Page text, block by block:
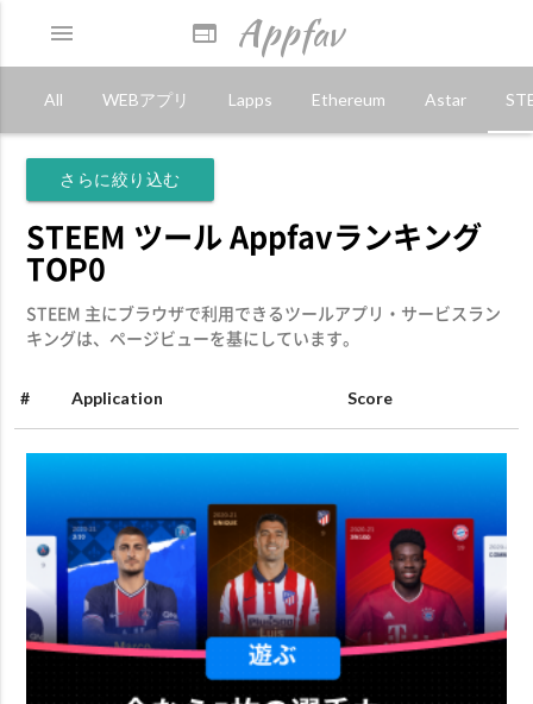
web Appfav
menu
All WEBアプリ Lapps Ethereum Astar
さらに絞り込む
STEEM ツール Appfavランキング
TOP0
STEEM 主にブラウザで利用できるツールアプリ・サービスラン
キングは、ページビューを基にしています。
# Application Score